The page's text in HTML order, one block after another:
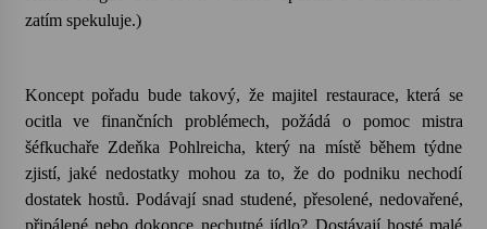
Letní koncerty ve Stromovce: Rufus Miller
22. 7. 2026
Vysočinka
zatím spekuluje.)
Koncept pořadu bude takový, že majitel restaurace, která se
ocitla ve finančních problémech, požádá o pomoc mistra
šéfkuchaře Zdeňka Pohlreicha, který na místě během týdne
zjistí, jaké nedostatky mohou za to, že do podniku nechodí
dostatek hostů. Podávají snad studené, přesolené, nedovařené,
připálené nebo dokonce nechutné jídlo? Dostávají hosté malé